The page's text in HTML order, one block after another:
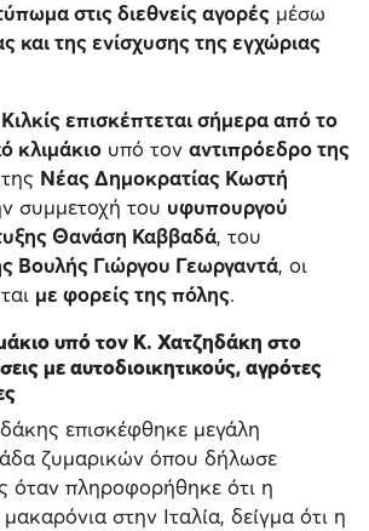
στις διεθνείς αγορές μέσω
και της ενίσχυσης της εγχώριας
επισκέπτεται σήμερα από το
κλιμάκιο υπό τον αντιπρόεδρο της
Νέας Δημοκρατίας Κωστή
συμμετοχή του υφυπουργού
Θανάση Καββαδά, του
Βουλής Γιώργου Γεωργαντά, οι
με φορείς της πόλης.
υπό τον Κ. Χατζηδάκη στο
με αυτοδιοικητικούς, αγρότες
επισκέφθηκε μεγάλη
ζυμαρικών όπου δήλωσε
όταν πληροφορήθηκε ότι η
μακαρόνια στην Ιταλία, δείγμα ότι η